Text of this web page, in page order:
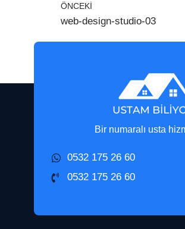
ÖNCEKI
web-design-studio-03
Bir numaralı usta
0532 175 26 60
0532 175 26 60